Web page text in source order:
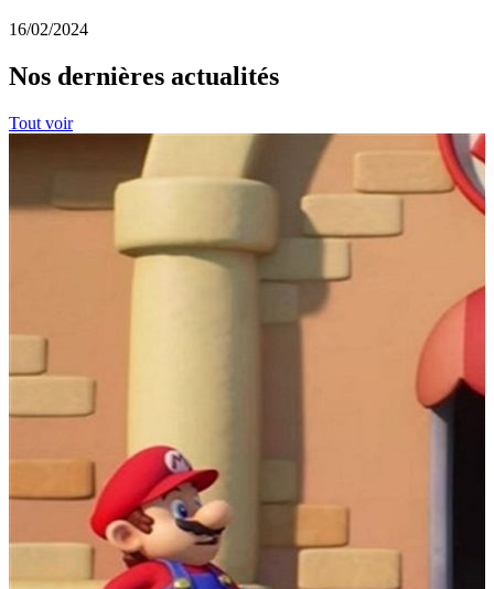
16/02/2024
Nos dernières actualités
Tout voir